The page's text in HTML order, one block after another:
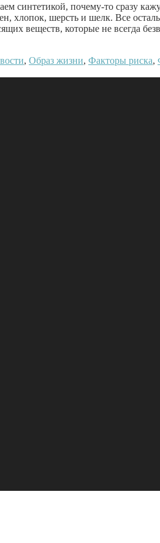
синтетикой, почему-то сразу
хлопок, шерсть и шелк. Все
веществ, которые не всегда
, Образ жизни, Факторы риска,